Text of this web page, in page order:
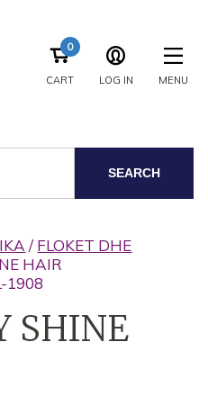
CART
0
LOG IN MENU
SEARCH
/ FLOKET DHE
HAIR
1908
SHINE